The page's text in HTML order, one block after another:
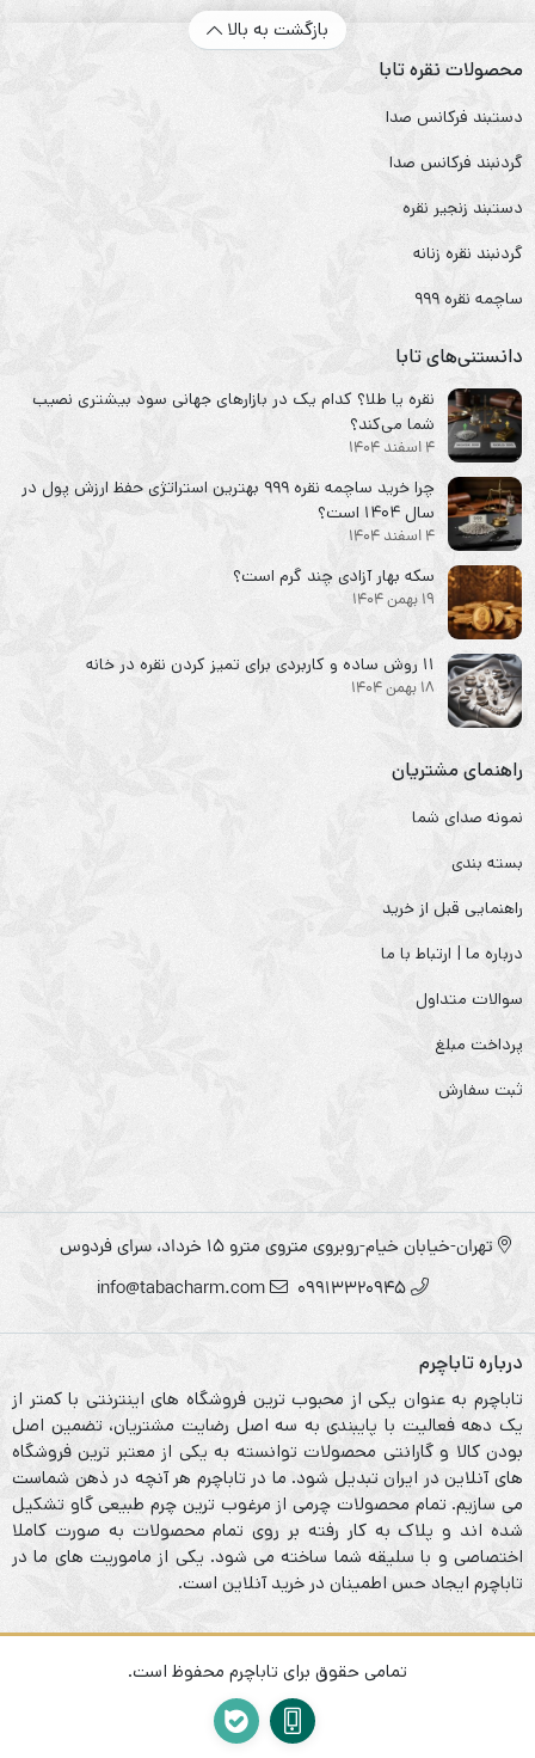
بازگشت به بالا
محصولات نقره تابا
دستبند فرکانس صدا
گردنبند فرکانس صدا
دستبند زنجیر نقره
گردنبند نقره زنانه
ساچمه نقره ۹۹۹
دانستنی‌های تابا
نقره یا طلا؟ کدام یک در بازارهای جهانی سود بیشتری نصیب
شما می‌کند؟
4 اسفند 1404
چرا خرید ساچمه نقره ۹۹۹ بهترین استراتژی حفظ ارزش پول در
سال ۱۴۰۴ است؟
4 اسفند 1404
سکه‌ بهار آزادی چند گرم است؟
19 بهمن 1404
۱۱ روش ساده و کاربردی برای تمیز کردن نقره در خانه
18 بهمن 1404
راهنمای مشتریان
نمونه صدای شما
بسته بندی
راهنمایی قبل از خرید
درباره ما | ارتباط با ما
سوالات متداول
پرداخت مبلغ
ثبت سفارش
تهران-خیابان خیام-روبروی متروی مترو ۱۵ خرداد، سرای فردوس
09913320945
info@tabacharm.com
درباره تاباچرم
تاباچرم به عنوان یکی از محبوب ترین فروشگاه های اینترنتی با کمتر از
یک دهه فعالیت با پایبندی به سه اصل رضایت مشتریان، تضمین اصل
بودن کالا و گارانتی محصولات توانسته به یکی از معتبر ترین فروشگاه
های آنلاین در ایران تبدیل شود. ما در تاباچرم هر آنچه در ذهن شماست
می سازیم. تمام محصولات چرمی از مرغوب ترین چرم طبیعی گاو تشکیل
شده اند و پلاک به کار رفته بر روی تمام محصولات به صورت کاملا
اختصاصی و با سلیقه شما ساخته می شود. یکی از ماموریت های ما در
تاباچرم ایجاد حس اطمینان در خرید آنلاین است.
تمامی حقوق برای تاباچرم محفوظ است.